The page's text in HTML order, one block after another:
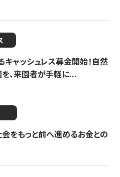
ャッシュレス募金開始！自然
、来園者が手軽に...
をもっと前へ進めるお金との